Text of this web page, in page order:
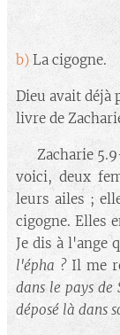
b) La cigogne.
Dieu avait déjà
livre de
🔘 Zacharie
voici, deux
leurs ailes ;
cigogne. Elles
Je dis à l'ange
l'épha ?Il me
dans le pays de
déposé là dans